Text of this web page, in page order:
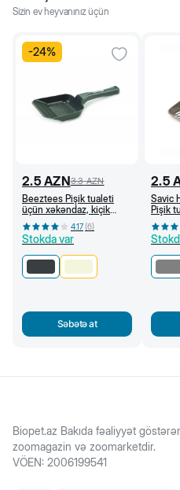
Sizin ev heyvanınız üçün
-24%
2.5 AZN3.3 AZN
Beeztees Pişik tualeti
üçün xəkəndaz, kiçik
dəlikli (Antrasit)
4.17(6)
Stokda var
Səbətə at
2.5
Savic
Pişik
Biopet.az Bakıda fəaliyyət
zoomagazin və zoomarketdir.
VÖEN: 2006199541